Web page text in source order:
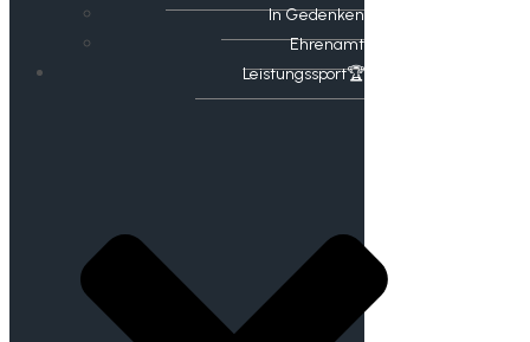
In Gedenken
Ehrenamt
​Leistungssport🏆